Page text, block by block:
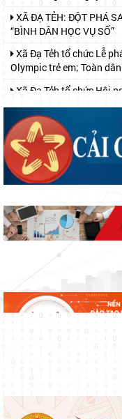
“BÌNH DÂN HỌC VỤ SỐ”
Xã Đạ Tẻh tổ chức Lễ phát động Tháng hành động vì trẻ em; Ngày
Olympic trẻ em; Toàn
nước và Khai mạc hoạt
Xã Đạ Tẻh tổ chức Hội nghị đối thoại trực tiếp giữa người đứng
Lãnh đạo xã Đạ Tẻh
Khối thi đua số 2 tổ
THÁNG 7
ĐẢNG ỦY - HĐND - UBND - ỦY BAN MTTQ VIỆT NAM XÃ ĐẠ TẺH
TỔ CHỨC GẶP MẶT,
NIỆM 79 NĂM NGÀY
UỐNG NƯỚC NHỚ NGUỒN – ĐỜI ĐỜI GHI NHỚ CÔNG ƠN CÁC
ANH HÙNG LIỆT SĨ
THĂM HỎI, TẶNG QUÀ
NĂM NGÀY THƯƠNG
ĐOÀN CÔNG TÁC TỈNH LÂM ĐỒNG THĂM, TẶNG QUÀ NGƯỜI CÓ
CÔNG VỚI CÁCH
NHIỆM KỲ 2026 – 2031,
SỞ, NÂNG CAO HIỆU